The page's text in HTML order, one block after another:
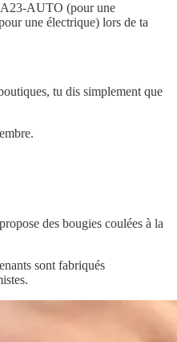
AUTO (pour une
une électrique) lors de ta
tu dis simplement que
des bougies coulées à la
sont fabriqués